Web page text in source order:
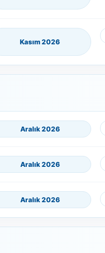
Kasım 2026
Aralık 2026
Aralık 2026
Aralık 2026